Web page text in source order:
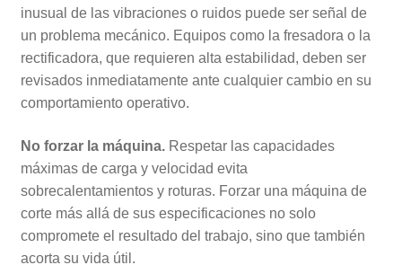
inusual de las vibraciones o ruidos puede ser señal de
un problema mecánico. Equipos como la fresadora o la
rectificadora, que requieren alta estabilidad, deben ser
revisados inmediatamente ante cualquier cambio en su
comportamiento operativo.
No forzar la máquina. Respetar las capacidades
máximas de carga y velocidad evita
sobrecalentamientos y roturas. Forzar una máquina de
corte más allá de sus especificaciones no solo
compromete el resultado del trabajo, sino que también
acorta su vida útil.